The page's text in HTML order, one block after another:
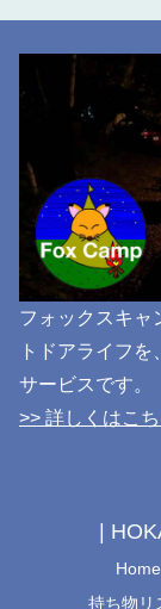
フォックスキャ
トドアライフ
サービスです。
>> 詳しくはこ
|
Home
持ち物リ